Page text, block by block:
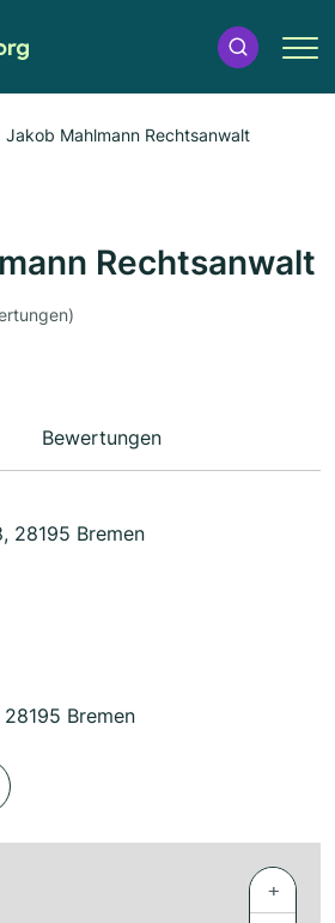
Jakob Mahlmann Rechtsanwalt
Rechtsanwalt
Bewertungen
28195 Bremen
Bremen
+